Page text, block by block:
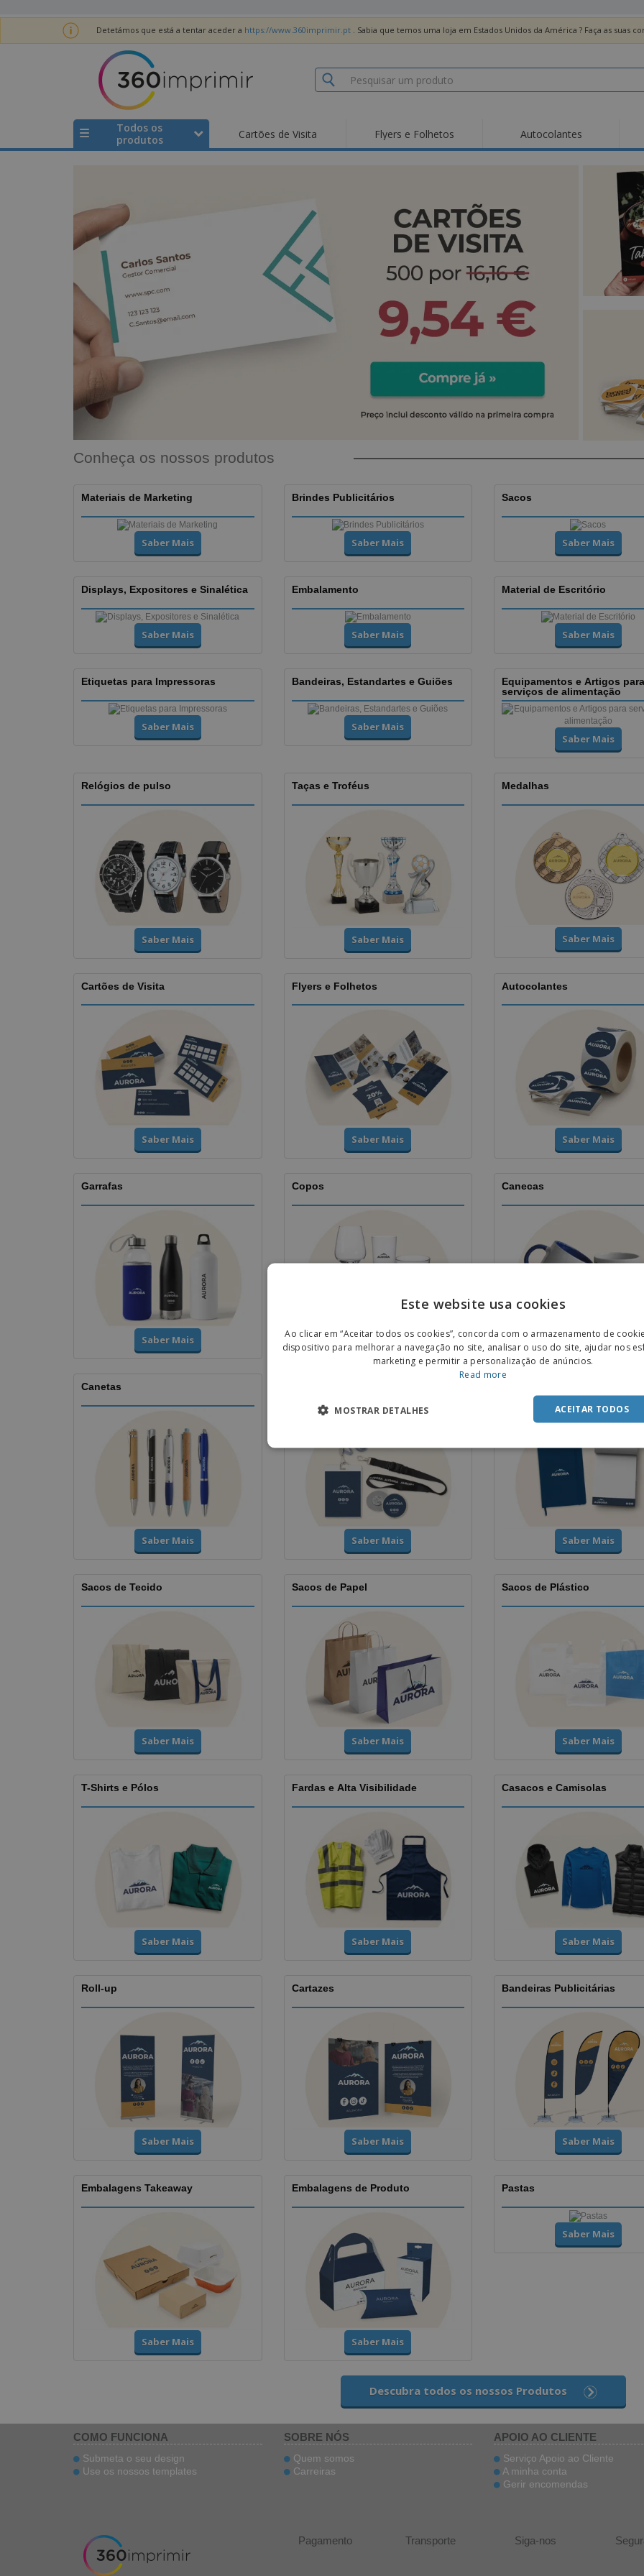
Detetámos que está a tentar aceder a https://www.360imprimir.pt . Sabia que temos uma loja em Estados Unidos da América ? Faça as suas
Todos os
produtos
Cartões de Visita Flyers e Folhetos Autocolantes
Conheça os nossos produtos
Materiais de Marketing
Saber Mais
Brindes Publicitários
Saber Mais
Sacos
Saber Mais
Displays, Expositores e Sinalética
Saber Mais
Embalamento
Saber Mais
Material de Escritório
Saber Mais
Etiquetas para Impressoras
Saber Mais
Bandeiras, Estandartes e Guiões
Saber Mais
Equipamentos e Artigos para
serviços de alimentação
Saber Mais
Relógios de pulso
Saber Mais
Taças e Troféus
Saber Mais
Medalhas
Saber Mais
Cartões de Visita
Saber Mais
Flyers e Folhetos
Saber Mais
Autocolantes
Saber Mais
Garrafas
Saber Mais
Copos
Saber Mais
Canecas
Saber Mais
Canetas
Saber Mais Saber Mais Saber Mais
Sacos de Tecido
Saber Mais
Sacos de Papel
Saber Mais
Sacos de Plástico
Saber Mais
T-Shirts e Pólos
Saber Mais
Fardas e Alta Visibilidade
Saber Mais
Casacos e Camisolas
Saber Mais
Roll-up
Saber Mais
Cartazes
Saber Mais
Bandeiras Publicitárias
Saber Mais
Embalagens Takeaway
Saber Mais
Embalagens de Produto
Saber Mais
Pastas
Saber Mais
Descubra todos os nossos Produtos
COMO FUNCIONA
Submeta o seu design
Use os nossos templates
SOBRE NÓS
Quem somos
Carreiras
APOIO AO CLIENTE
Serviço Apoio ao Cliente
A minha conta
Gerir encomendas
Pagamento Transporte Siga-nos
Este website usa cookies
Ao clicar em “Aceitar todos os cookies”, concorda com o armazenamento de
dispositivo para melhorar a navegação no site, analisar o uso do site, ajudar nos
marketing e permitir a personalização de anúncios.
Read more
ACEITAR TODOS
MOSTRAR DETALHES